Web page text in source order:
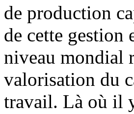
de production
de cette
niveau mondial
valorisation du
travail. Là où il